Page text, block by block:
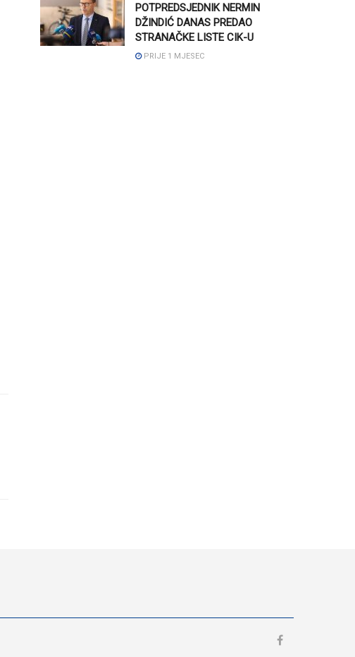
POTPREDSJEDNIK NERMIN
DŽINDIĆ DANAS PREDAO
STRANAČKE LISTE CIK-U
PRIJE 1 MJESEC